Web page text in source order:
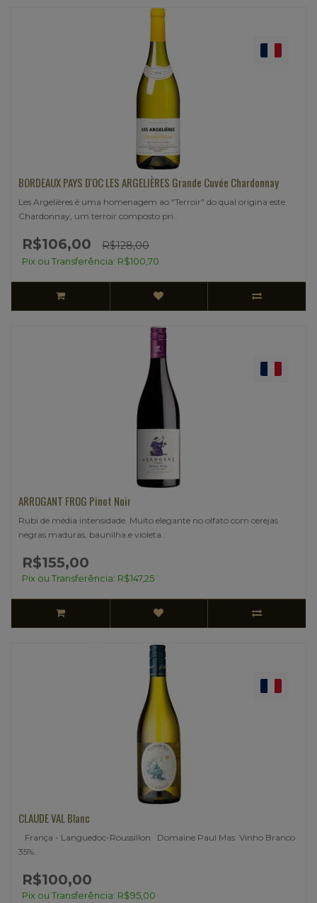
BORDEAUX PAYS D'OC LES ARGELIÈRES Grande Cuvée Chardonnay
Les Argelières é uma homenagem ao "Terroir" do qual origina este
Chardonnay, um terroir composto pri..
R$106,00 R$128,00
Pix ou Transferência: R$100,70
ARROGANT FROG Pinot Noir
Rubi de média intensidade. Muito elegante no olfato com cerejas
negras maduras, baunilha e violeta..
R$155,00
Pix ou Transferência: R$147,25
CLAUDE VAL Blanc
França - Languedoc-Roussillon Domaine Paul Mas Vinho Branco
35%..
R$100,00
Pix ou Transferência: R$95,00